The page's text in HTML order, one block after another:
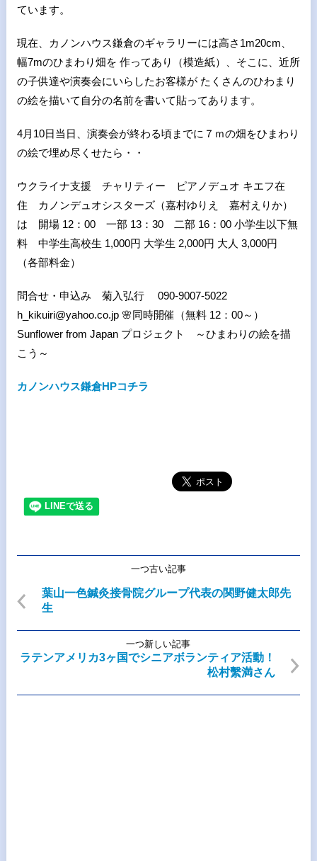
ています。
現在、カノンハウス鎌倉のギャラリーには高さ1m20cm、
幅7mのひまわり畑を 作ってあり（模造紙）、そこに、近所
の子供達や演奏会にいらしたお客様が たくさんのひわまり
の絵を描いて自分の名前を書いて貼ってあります。
4月10日当日、演奏会が終わる頃までに７ｍの畑をひまわり
の絵で埋め尽くせたら・・
ウクライナ支援 チャリティー ピアノデュオ キエフ在
住 カノンデュオシスターズ（嘉村ゆりえ 嘉村えりか）
は 開場 12：00 一部 13：30 二部 16：00 小学生以下無
料 中学生高校生 1,000円 大学生 2,000円 大人 3,000円
（各部料金）
問合せ・申込み 菊入弘行 090-9007-5022
h_kikuiri@yahoo.co.jp 🌸同時開催（無料 12：00～）
Sunflower from Japan プロジェクト ～ひまわりの絵を描
こう～
カノンハウス鎌倉HPコチラ
一つ古い記事
葉山一色鍼灸接骨院グループ代表の関野健太郎先
生
一つ新しい記事
ラテンアメリカ3ヶ国でシニアボランティア活動！
松村繫満さん